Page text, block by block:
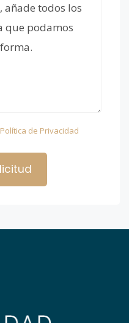
Política de Privacidad